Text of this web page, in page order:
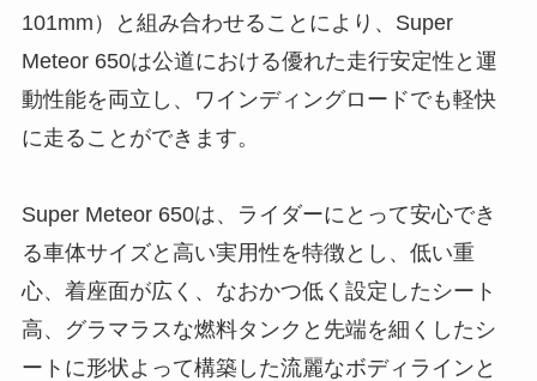
101mm）と組み合わせることにより、Super
Meteor 650は公道における優れた走行安定性と運
動性能を両立し、ワインディングロードでも軽快
に走ることができます。
Super Meteor 650は、ライダーにとって安心でき
る車体サイズと高い実用性を特徴とし、低い重
心、着座面が広く、なおかつ低く設定したシート
高、グラマラスな燃料タンクと先端を細くしたシ
ートに形状よって構築した流麗なボディラインと